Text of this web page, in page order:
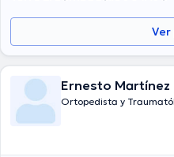
Ver
Ernesto Martínez
Ortopedista y